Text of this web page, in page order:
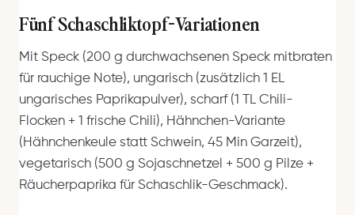
Fünf Schaschliktopf-Variationen
Mit Speck (200 g durchwachsenen Speck mitbraten
für rauchige Note), ungarisch (zusätzlich 1 EL
ungarisches Paprikapulver), scharf (1 TL Chili-
Flocken + 1 frische Chili), Hähnchen-Variante
(Hähnchenkeule statt Schwein, 45 Min Garzeit),
vegetarisch (500 g Sojaschnetzel + 500 g Pilze +
Räucherpaprika für Schaschlik-Geschmack).